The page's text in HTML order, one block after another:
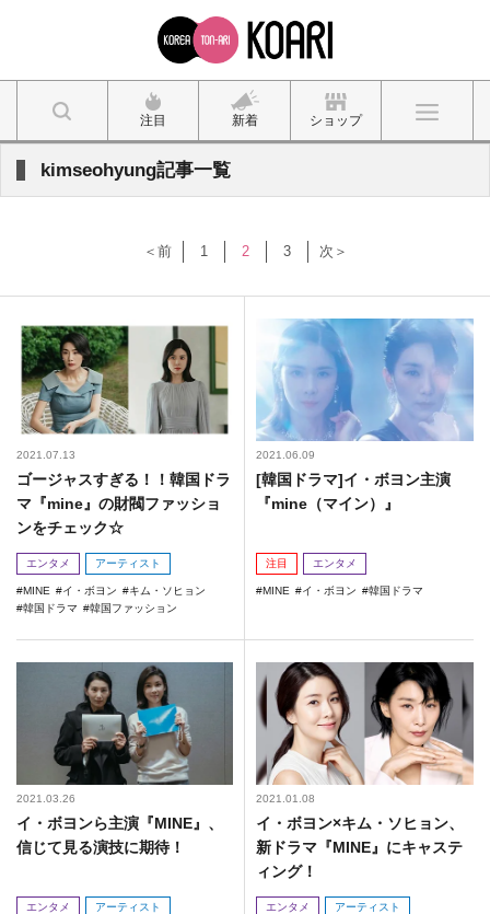
注目 新着 ショップ
kimseohyung記事一覧
＜前 1 2 3 次＞
2021.07.13
ゴージャスすぎる！！韓国ドラ
マ『mine』の財閥ファッショ
ンをチェック☆
エンタメ アーティスト
MINE イ・ボヨン
キム・ソヒョン
韓国ドラマ
韓国ファッション
2021.06.09
[韓国ドラマ]イ・ボヨン主演
『mine（マイン）』
注目 エンタメ
MINE イ・ボヨン 韓国ドラマ
2021.03.26
イ・ボヨンら主演『MINE』、
信じて見る演技に期待！
エンタメ アーティスト
2021.01.08
イ・ボヨン×キム・ソヒョン、
新ドラマ『MINE』にキャステ
ィング！
エンタメ アーティスト